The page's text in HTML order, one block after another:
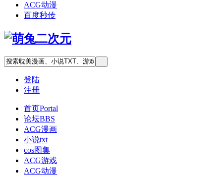
ACG动漫
百度秒传
登陆
注册
首页Portal
论坛BBS
ACG漫画
小说txt
cos图集
ACG游戏
ACG动漫